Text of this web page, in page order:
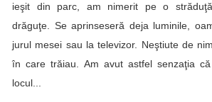
ieşit din parc, am nimerit pe o
drăguţe. Se aprinseseră deja luminile,
jurul mesei sau la televizor. Neştiute de
în care trăiau. Am avut astfel senzaţia
locul...